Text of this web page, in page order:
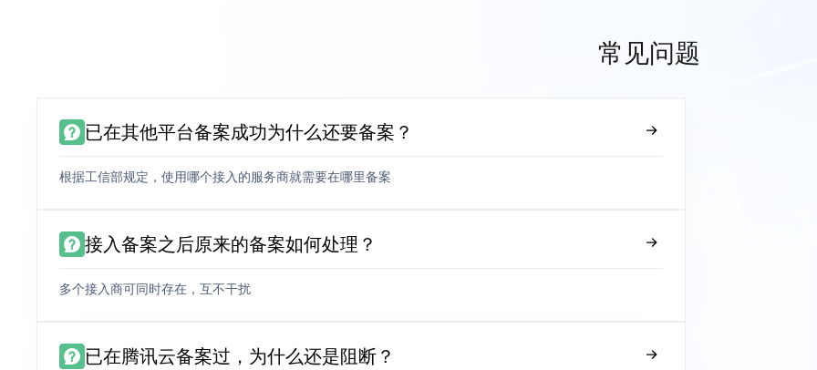
常见问题
已在其他平台备案成功为什么还要备案？
根据工信部规定，使用哪个接入的服务商就需要在哪里备案
接入备案之后原来的备案如何处理？
多个接入商可同时存在，互不干扰
已在腾讯云备案过，为什么还是阻断？